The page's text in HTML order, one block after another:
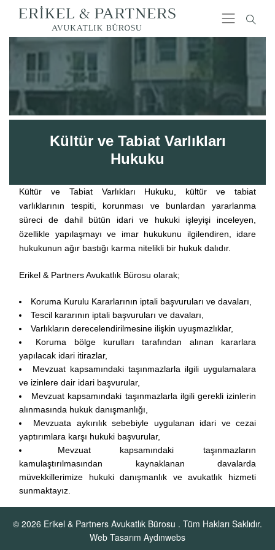
Kültür ve Tabiat Varlıkları
Hukuku
Kültür ve Tabiat Varlıkları Hukuku, kültür ve tabiat
varlıklarının tespiti, korunması ve bunlardan yararlanma
süreci de dahil bütün idari ve hukuki işleyişi inceleyen,
özellikle yapılaşmayı ve imar hukukunu ilgilendiren, idare
hukukunun ağır bastığı karma nitelikli bir hukuk dalıdır.
Erikel & Partners Avukatlık Bürosu olarak;
Koruma Kurulu Kararlarının iptali başvuruları ve davaları,
Tescil kararının iptali başvuruları ve davaları,
Varlıkların derecelendirilmesine ilişkin uyuşmazlıklar,
Koruma bölge kurulları tarafından alınan kararlara
yapılacak idari itirazlar,
Mevzuat kapsamındaki taşınmazlarla ilgili uygulamalara
ve izinlere dair idari başvurular,
Mevzuat kapsamındaki taşınmazlarla ilgili gerekli izinlerin
alınmasında hukuk danışmanlığı,
Mevzuata aykırılık sebebiyle uygulanan idari ve cezai
yaptırımlara karşı hukuki başvurular,
Mevzuat kapsamındaki taşınmazların
kamulaştırılmasından kaynaklanan davalarda
müvekkillerimize hukuki danışmanlık ve avukatlık hizmeti
sunmaktayız.
© 2026 Erikel & Partners Avukatlık Bürosu . Tüm Hakları Saklıdır.
Web Tasarım Aydınwebs